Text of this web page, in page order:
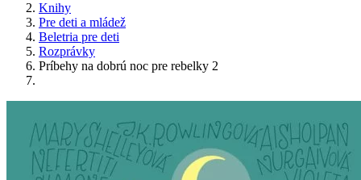
Knihy
Pre deti a mládež
Beletria pre deti
Rozprávky
Príbehy na dobrú noc pre rebelky 2